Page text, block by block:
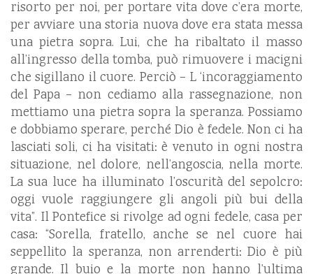
risorto per noi, per portare vita dove c’era morte,
per avviare una storia nuova dove era stata messa
una pietra sopra. Lui, che ha ribaltato il masso
all’ingresso della tomba, può rimuovere i macigni
che sigillano il cuore. Perciò – L ‘incoraggiamento
del Papa – non cediamo alla rassegnazione, non
mettiamo una pietra sopra la speranza. Possiamo
e dobbiamo sperare, perché Dio è fedele. Non ci ha
lasciati soli, ci ha visitati: è venuto in ogni nostra
situazione, nel dolore, nell’angoscia, nella morte.
La sua luce ha illuminato l’oscurità del sepolcro:
oggi vuole raggiungere gli angoli più bui della
vita”. Il Pontefice si rivolge ad ogni fedele, casa per
casa: “Sorella, fratello, anche se nel cuore hai
seppellito la speranza, non arrenderti: Dio è più
grande. Il buio e la morte non hanno l’ultima